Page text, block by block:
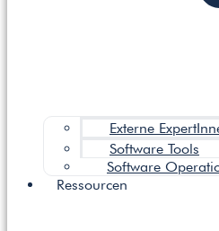
Externe
Software Tools
Software
Ressourcen